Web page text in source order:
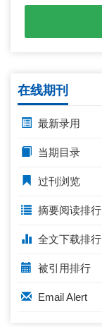
在线期刊
最新录用
当期目录
过刊浏览
摘要阅读排行
全文下载排行
被引用排行
Email Alert